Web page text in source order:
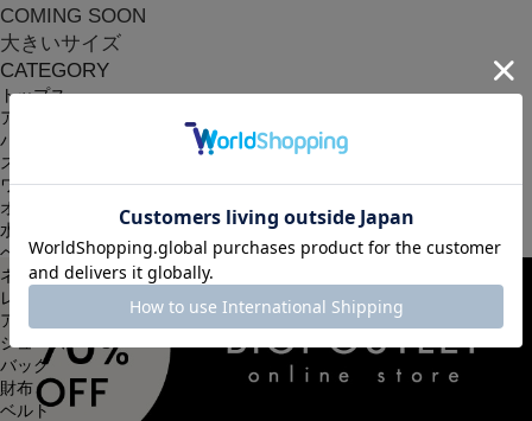
COMING SOON
大きいサイズ
CATEGORY
トップス
アウター
パンツ
スカート
ワンピース
オールインワン・サロペット
水着
ヘッドウェア
ネックウェア
レッグウェア
アンダーウェア
シューズ
バッグ
財布
ベルト